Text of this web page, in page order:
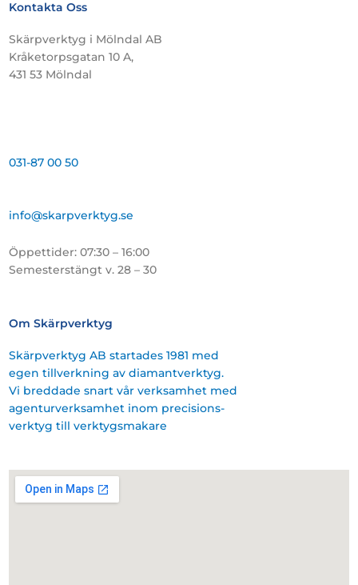
Kontakta Oss
Skärpverktyg i Mölndal AB
Kråketorpsgatan 10 A,
431 53 Mölndal
031-87 00 50
info@skarpverktyg.se
Öppettider: 07:30 – 16:00
Semesterstängt v. 28 – 30
Om Skärpverktyg
Skärpverktyg AB startades 1981 med
egen tillverkning av diamantverktyg.
Vi breddade snart vår verksamhet med
agenturverksamhet inom precisions-
verktyg till verktygsmakare